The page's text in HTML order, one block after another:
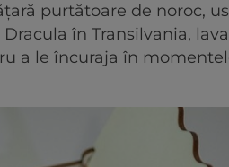
purtătoare de noroc,
în Transilvania,
a le încuraja în